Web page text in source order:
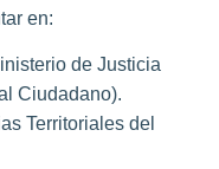
en:
de Justicia
Ciudadano).
Territoriales del